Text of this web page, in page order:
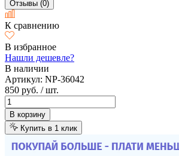
Отзывы (0)
К сравнению
В избранное
Нашли дешевле?
В наличии
Артикул: NP-36042
850 руб. / шт.
В корзину
Купить в 1 клик